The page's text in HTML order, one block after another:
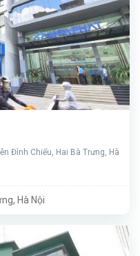
Đình Chiểu, Hai Bà Trưng, Hà
Hà Nội